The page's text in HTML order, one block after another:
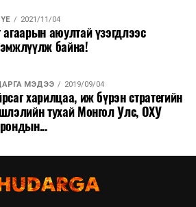
2021/11/04
агаарын аюултай үзэгдлээс
байна!
МЭДЭЭ 2019/09/04
харилцаа, иж бүрэн стратегийн
тухай Монгол Улс, ОХУ